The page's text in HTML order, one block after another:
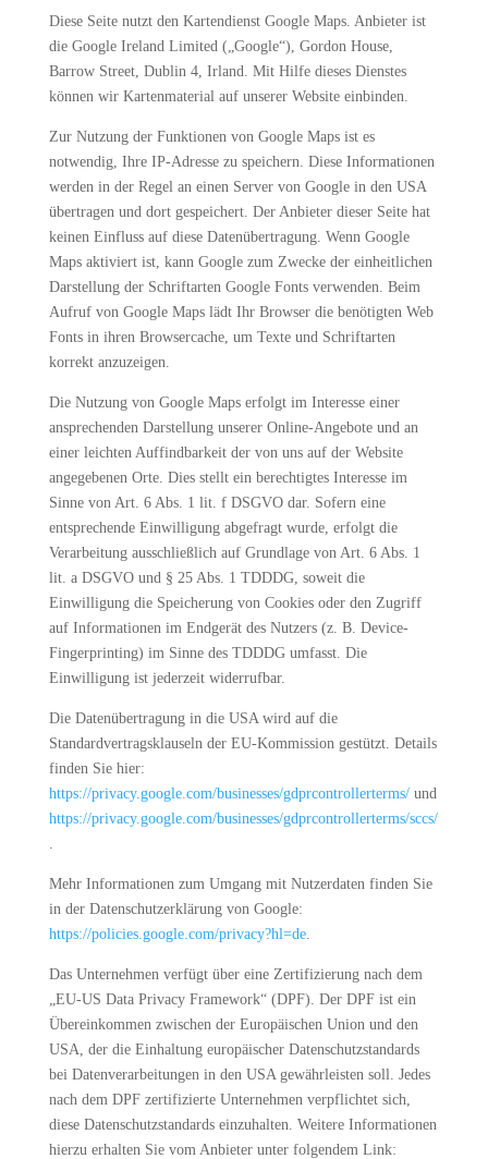
Diese Seite nutzt den Kartendienst Google Maps. Anbieter ist
die Google Ireland Limited („Google“), Gordon House,
Barrow Street, Dublin 4, Irland. Mit Hilfe dieses Dienstes
können wir Kartenmaterial auf unserer Website einbinden.
Zur Nutzung der Funktionen von Google Maps ist es
notwendig, Ihre IP-Adresse zu speichern. Diese Informationen
werden in der Regel an einen Server von Google in den USA
übertragen und dort gespeichert. Der Anbieter dieser Seite hat
keinen Einfluss auf diese Datenübertragung. Wenn Google
Maps aktiviert ist, kann Google zum Zwecke der einheitlichen
Darstellung der Schriftarten Google Fonts verwenden. Beim
Aufruf von Google Maps lädt Ihr Browser die benötigten Web
Fonts in ihren Browsercache, um Texte und Schriftarten
korrekt anzuzeigen.
Die Nutzung von Google Maps erfolgt im Interesse einer
ansprechenden Darstellung unserer Online-Angebote und an
einer leichten Auffindbarkeit der von uns auf der Website
angegebenen Orte. Dies stellt ein berechtigtes Interesse im
Sinne von Art. 6 Abs. 1 lit. f DSGVO dar. Sofern eine
entsprechende Einwilligung abgefragt wurde, erfolgt die
Verarbeitung ausschließlich auf Grundlage von Art. 6 Abs. 1
lit. a DSGVO und § 25 Abs. 1 TDDDG, soweit die
Einwilligung die Speicherung von Cookies oder den Zugriff
auf Informationen im Endgerät des Nutzers (z. B. Device-
Fingerprinting) im Sinne des TDDDG umfasst. Die
Einwilligung ist jederzeit widerrufbar.
Die Datenübertragung in die USA wird auf die
Standardvertragsklauseln der EU-Kommission gestützt. Details
finden Sie hier:
https://privacy.google.com/businesses/gdprcontrollerterms/und
https://privacy.google.com/businesses/gdprcontrollerterms/sccs/
.
Mehr Informationen zum Umgang mit Nutzerdaten finden Sie
in der Datenschutzerklärung von Google:
https://policies.google.com/privacy?hl=de.
Das Unternehmen verfügt über eine Zertifizierung nach dem
„EU-US Data Privacy Framework“ (DPF). Der DPF ist ein
Übereinkommen zwischen der Europäischen Union und den
USA, der die Einhaltung europäischer Datenschutzstandards
bei Datenverarbeitungen in den USA gewährleisten soll. Jedes
nach dem DPF zertifizierte Unternehmen verpflichtet sich,
diese Datenschutzstandards einzuhalten. Weitere Informationen
hierzu erhalten Sie vom Anbieter unter folgendem Link: